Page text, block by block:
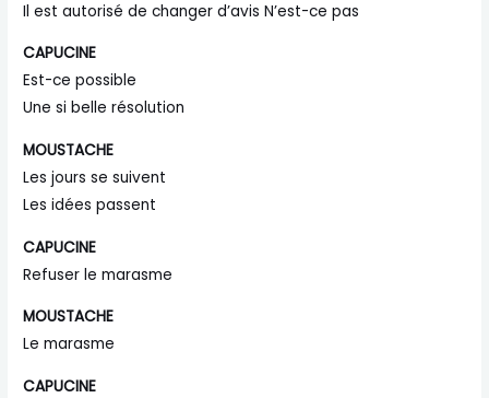
Il est autorisé de changer d’avis N’est-ce pas
CAPUCINE
Est-ce possible
Une si belle résolution
MOUSTACHE
Les jours se suivent
Les idées passent
CAPUCINE
Refuser le marasme
MOUSTACHE
Le marasme
CAPUCINE